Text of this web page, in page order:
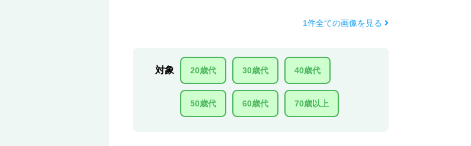
1件全ての画像を見る
対象 20歳代 30歳代 40歳代
50歳代 60歳代 70歳以上